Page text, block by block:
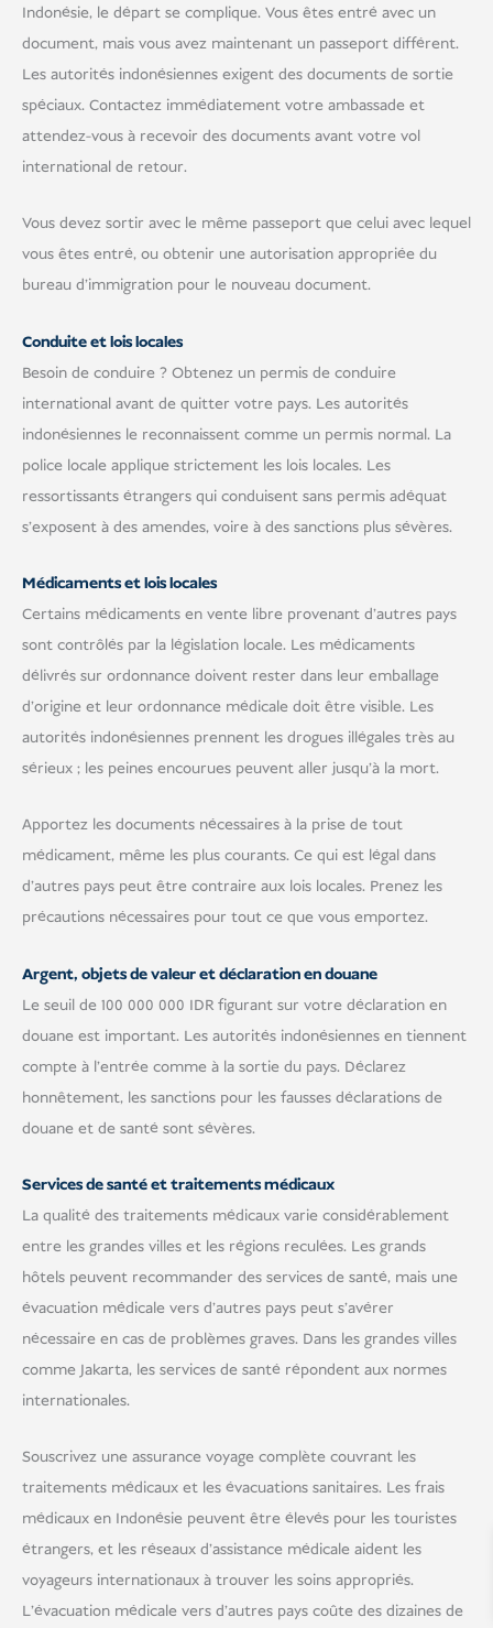
Indonésie, le départ se complique. Vous êtes entré avec un
document, mais vous avez maintenant un passeport différent.
Les autorités indonésiennes exigent des documents de sortie
spéciaux. Contactez immédiatement votre ambassade et
attendez-vous à recevoir des documents avant votre vol
international de retour.
Vous devez sortir avec le même passeport que celui avec lequel
vous êtes entré, ou obtenir une autorisation appropriée du
bureau d'immigration pour le nouveau document.
Conduite et lois locales
Besoin de conduire ? Obtenez un permis de conduire
international avant de quitter votre pays. Les autorités
indonésiennes le reconnaissent comme un permis normal. La
police locale applique strictement les lois locales. Les
ressortissants étrangers qui conduisent sans permis adéquat
s'exposent à des amendes, voire à des sanctions plus sévères.
Médicaments et lois locales
Certains médicaments en vente libre provenant d'autres pays
sont contrôlés par la législation locale. Les médicaments
délivrés sur ordonnance doivent rester dans leur emballage
d'origine et leur ordonnance médicale doit être visible. Les
autorités indonésiennes prennent les drogues illégales très au
sérieux ; les peines encourues peuvent aller jusqu'à la mort.
Apportez les documents nécessaires à la prise de tout
médicament, même les plus courants. Ce qui est légal dans
d'autres pays peut être contraire aux lois locales. Prenez les
précautions nécessaires pour tout ce que vous emportez.
Argent, objets de valeur et déclaration en douane
Le seuil de 100 000 000 IDR figurant sur votre déclaration en
douane est important. Les autorités indonésiennes en tiennent
compte à l'entrée comme à la sortie du pays. Déclarez
honnêtement, les sanctions pour les fausses déclarations de
douane et de santé sont sévères.
Services de santé et traitements médicaux
La qualité des traitements médicaux varie considérablement
entre les grandes villes et les régions reculées. Les grands
hôtels peuvent recommander des services de santé, mais une
évacuation médicale vers d'autres pays peut s'avérer
nécessaire en cas de problèmes graves. Dans les grandes villes
comme Jakarta, les services de santé répondent aux normes
internationales.
Souscrivez une assurance voyage complète couvrant les
traitements médicaux et les évacuations sanitaires. Les frais
médicaux en Indonésie peuvent être élevés pour les touristes
étrangers, et les réseaux d'assistance médicale aident les
voyageurs internationaux à trouver les soins appropriés.
L'évacuation médicale vers d'autres pays coûte des dizaines de